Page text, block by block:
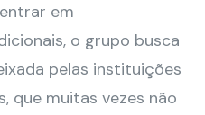
em
o grupo busca
pelas instituições
que muitas vezes não